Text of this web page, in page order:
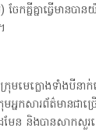
ែកគ្នីគ្នាធ្វើមាន
រុមមេក្លោងទាំងបីន
អ្នកសារព័ត៌មានជាច្
កដមែន និងបានសា